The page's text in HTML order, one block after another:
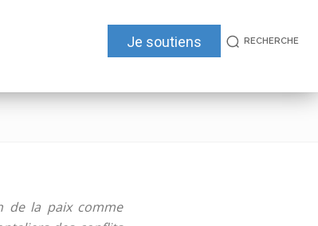
Je soutiens RECHERCHE
de la paix comme